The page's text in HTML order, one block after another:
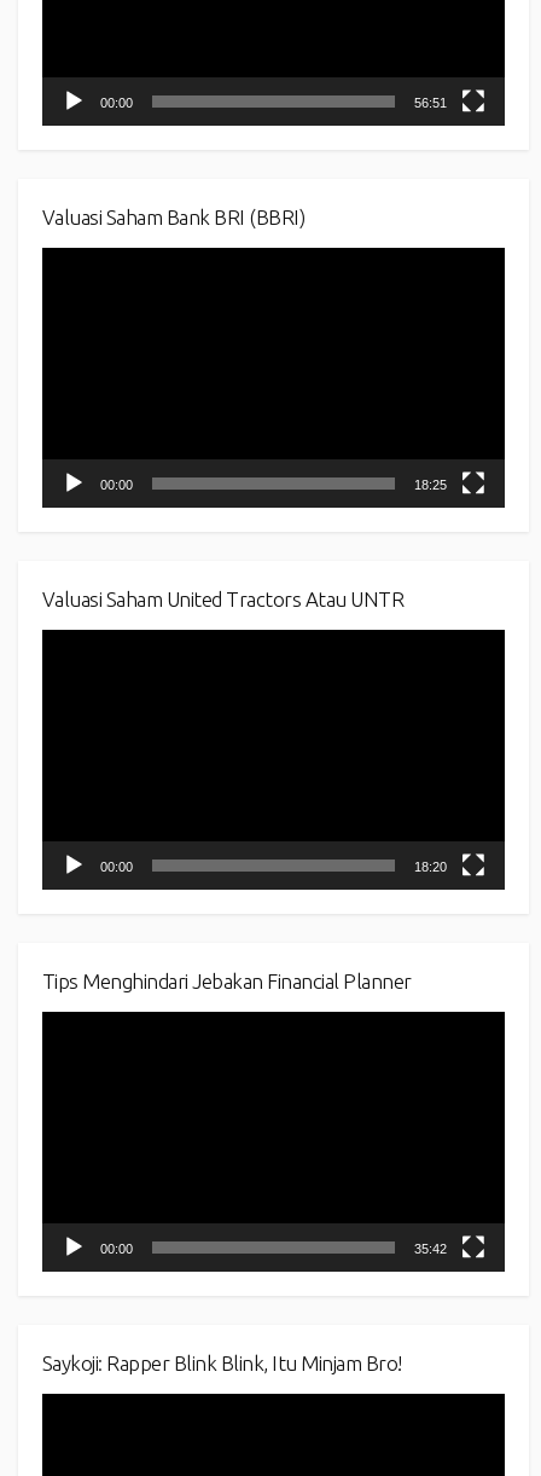
00:00 56:51
Valuasi Saham Bank BRI (BBRI)
00:00 18:25
Valuasi Saham United Tractors Atau UNTR
00:00 18:20
Tips Menghindari Jebakan Financial Planner
00:00 35:42
Saykoji: Rapper Blink Blink, Itu Minjam Bro!